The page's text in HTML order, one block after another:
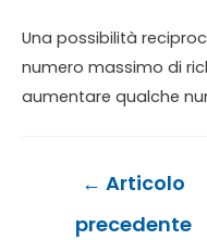
Una possibilità
numero massimo di
aumentare qualche
Navigazione
← Articolo
precedente